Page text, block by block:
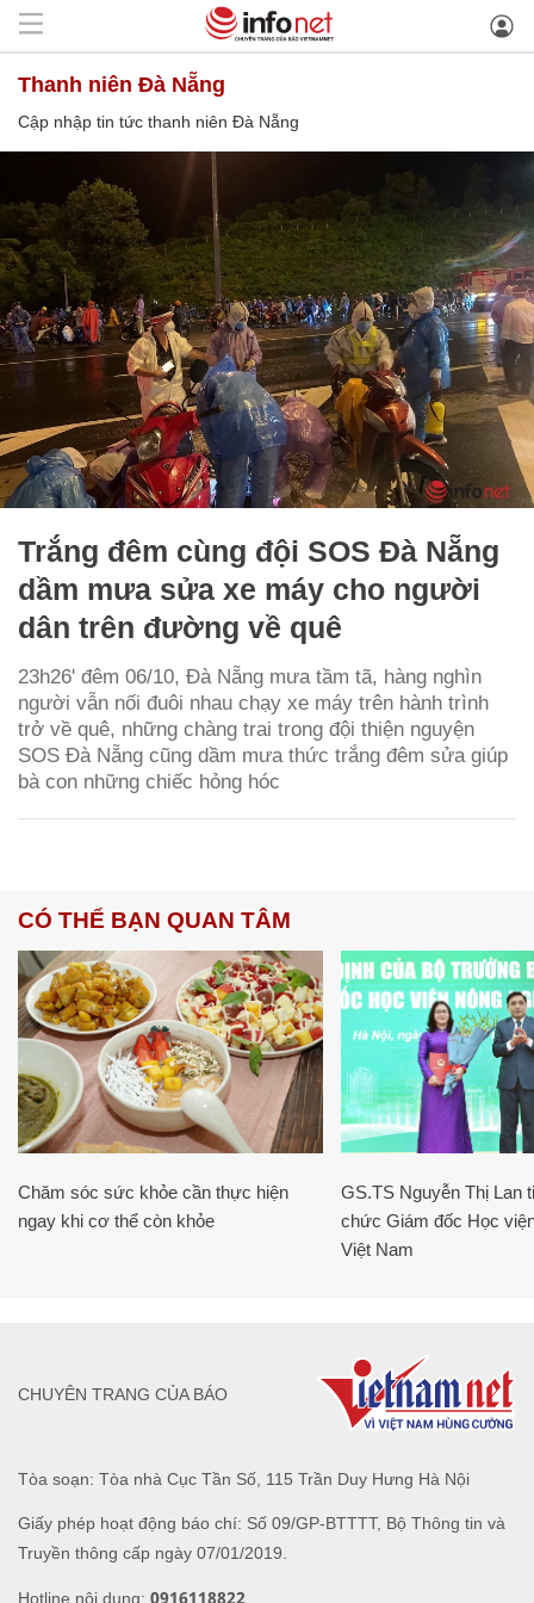
thanh niên Đà Nẵng
Cập nhập tin tức thanh niên Đà Nẵng
Trắng đêm cùng đội SOS Đà Nẵng
dầm mưa sửa xe máy cho người
dân trên đường về quê
23h26' đêm 06/10, Đà Nẵng mưa tầm tã, hàng nghìn
người vẫn nối đuôi nhau chạy xe máy trên hành trình
trở về quê, những chàng trai trong đội thiện nguyện
SOS Đà Nẵng cũng dầm mưa thức trắng đêm sửa giúp
bà con những chiếc hỏng hóc
CÓ THỂ BẠN QUAN TÂM
Chăm sóc sức khỏe cần thực hiện
ngay khi cơ thể còn khỏe
GS.TS Nguyễn Thị Lan
chức Giám đốc Học
Việt Nam
Tòa soạn: Tòa nhà Cục Tần Số, 115 Trần Duy Hưng Hà Nội
Giấy phép hoạt động báo chí: Số 09/GP-BTTTT, Bộ Thông tin và
Truyền thông cấp ngày 07/01/2019.
Hotline nội dung: 0916118822
CHUYÊN TRANG CỦA BÁO